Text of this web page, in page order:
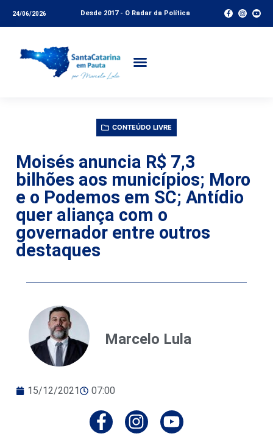
24/06/2026 Desde 2017 - O Radar da Política
CONTEÚDO LIVRE
Moisés anuncia R$ 7,3
bilhões aos municípios; Moro
e o Podemos em SC; Antídio
quer aliança com o
governador entre outros
destaques
Marcelo Lula
15/12/2021 07:00